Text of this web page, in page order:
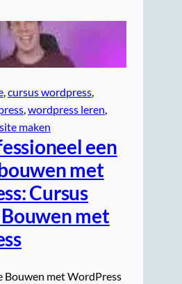
, cursus wordpress
, wordpress leren
maken
een
met
Cursus
met
Bouwen met WordPress